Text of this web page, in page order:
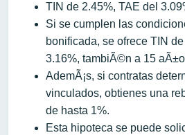
TIN de 2.45%, TAE del
Si se cumplen las
bonificada, se ofrece TIN
3.16%, tambiÃ©n a 15
AdemÃ¡s, si contratas
vinculados, obtienes una
de hasta 1%.
Esta hipoteca se puede